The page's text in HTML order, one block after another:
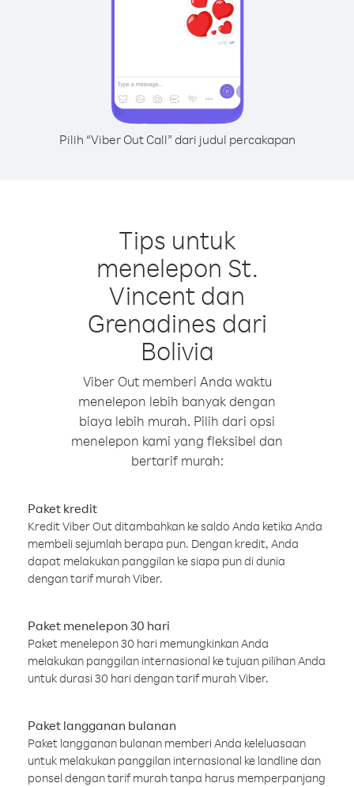
Pilih “Viber Out Call” dari judul percakapan
Tips untuk
menelepon St.
Vincent dan
Grenadines dari
Bolivia
Viber Out memberi Anda waktu
menelepon lebih banyak dengan
biaya lebih murah. Pilih dari opsi
menelepon kami yang fleksibel dan
bertarif murah:
Paket kredit
Kredit Viber Out ditambahkan ke saldo Anda ketika Anda
membeli sejumlah berapa pun. Dengan kredit, Anda
dapat melakukan panggilan ke siapa pun di dunia
dengan tarif murah Viber.
Paket menelepon 30 hari
Paket menelepon 30 hari memungkinkan Anda
melakukan panggilan internasional ke tujuan pilihan Anda
untuk durasi 30 hari dengan tarif murah Viber.
Paket langganan bulanan
Paket langganan bulanan memberi Anda keleluasaan
untuk melakukan panggilan internasional ke landline dan
ponsel dengan tarif murah tanpa harus memperpanjang